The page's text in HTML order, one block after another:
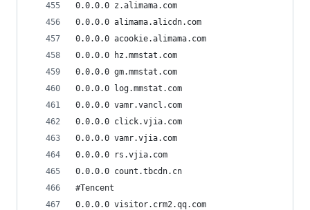
0.0.0.0 z.alimama.com
0.0.0.0 alimama.alicdn.com
0.0.0.0 acookie.alimama.com
0.0.0.0 hz.mmstat.com
0.0.0.0 gm.mmstat.com
0.0.0.0 log.mmstat.com
0.0.0.0 vamr.vancl.com
0.0.0.0 click.vjia.com
0.0.0.0 vamr.vjia.com
0.0.0.0 rs.vjia.com
0.0.0.0 count.tbcdn.cn
#Tencent
0.0.0.0 visitor.crm2.qq.com